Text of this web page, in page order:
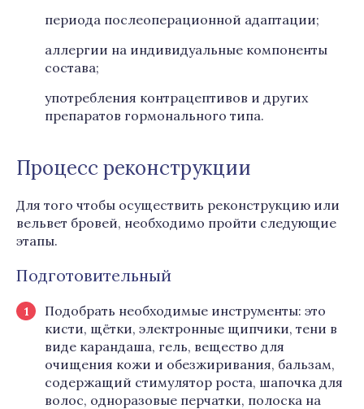
периода послеоперационной адаптации;
аллергии на индивидуальные компоненты
состава;
употребления контрацептивов и других
препаратов гормонального типа.
Процесс реконструкции
Для того чтобы осуществить реконструкцию или
вельвет бровей, необходимо пройти следующие
этапы.
Подготовительный
Подобрать необходимые инструменты: это
кисти, щётки, электронные щипчики, тени в
виде карандаша, гель, вещество для
очищения кожи и обезжиривания, бальзам,
содержащий стимулятор роста, шапочка для
волос, одноразовые перчатки, полоска на